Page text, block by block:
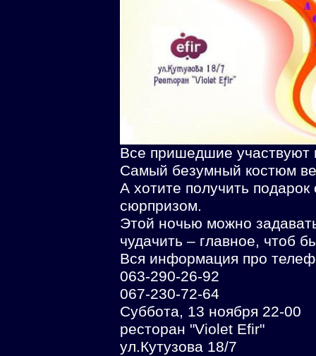
Все пришедшие участвуют
Самый безумный костюм
А хотите получить
сюрпризом.
Этой ночью можно
чудачить – главное, чтоб
Вся информация про
063-290-26-92
067-230-72-64
Суббота, 13 ноября 22-00
ресторан "Violet Efir"
ул.Кутузова 18/7